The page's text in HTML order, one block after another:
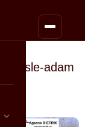
à lisle-adam